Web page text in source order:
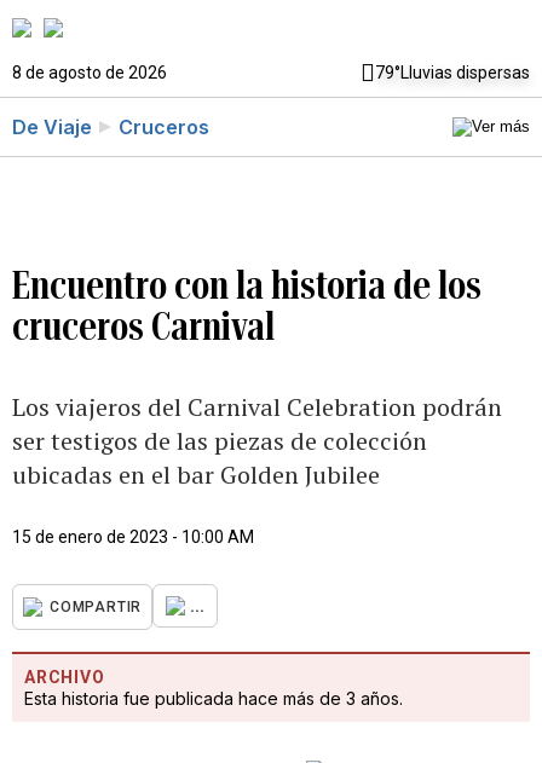
8 de agosto de 2026 79°Lluvias dispersas
De Viaje Cruceros
Encuentro con la historia de los
cruceros Carnival
Los viajeros del Carnival Celebration podrán
ser testigos de las piezas de colección
ubicadas en el bar Golden Jubilee
15 de enero de 2023 - 10:00 AM
COMPARTIR ...
ARCHIVO
Esta historia fue publicada hace más de 3 años.